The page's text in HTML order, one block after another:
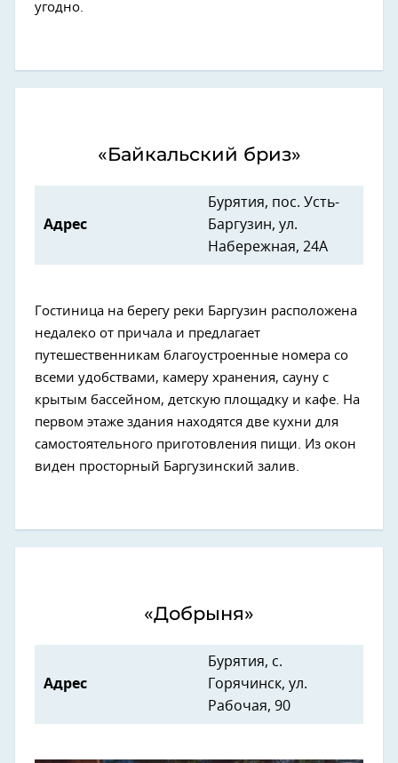
угодно.
«Байкальский бриз»
Адрес
Бурятия, пос. Усть-
Баргузин, ул.
Набережная, 24А
Гостиница на берегу реки Баргузин расположена
недалеко от причала и предлагает
путешественникам благоустроенные номера со
всеми удобствами, камеру хранения, сауну с
крытым бассейном, детскую площадку и кафе. На
первом этаже здания находятся две кухни для
самостоятельного приготовления пищи. Из окон
виден просторный Баргузинский залив.
«Добрыня»
Адрес
Бурятия, с.
Горячинск, ул.
Рабочая, 90